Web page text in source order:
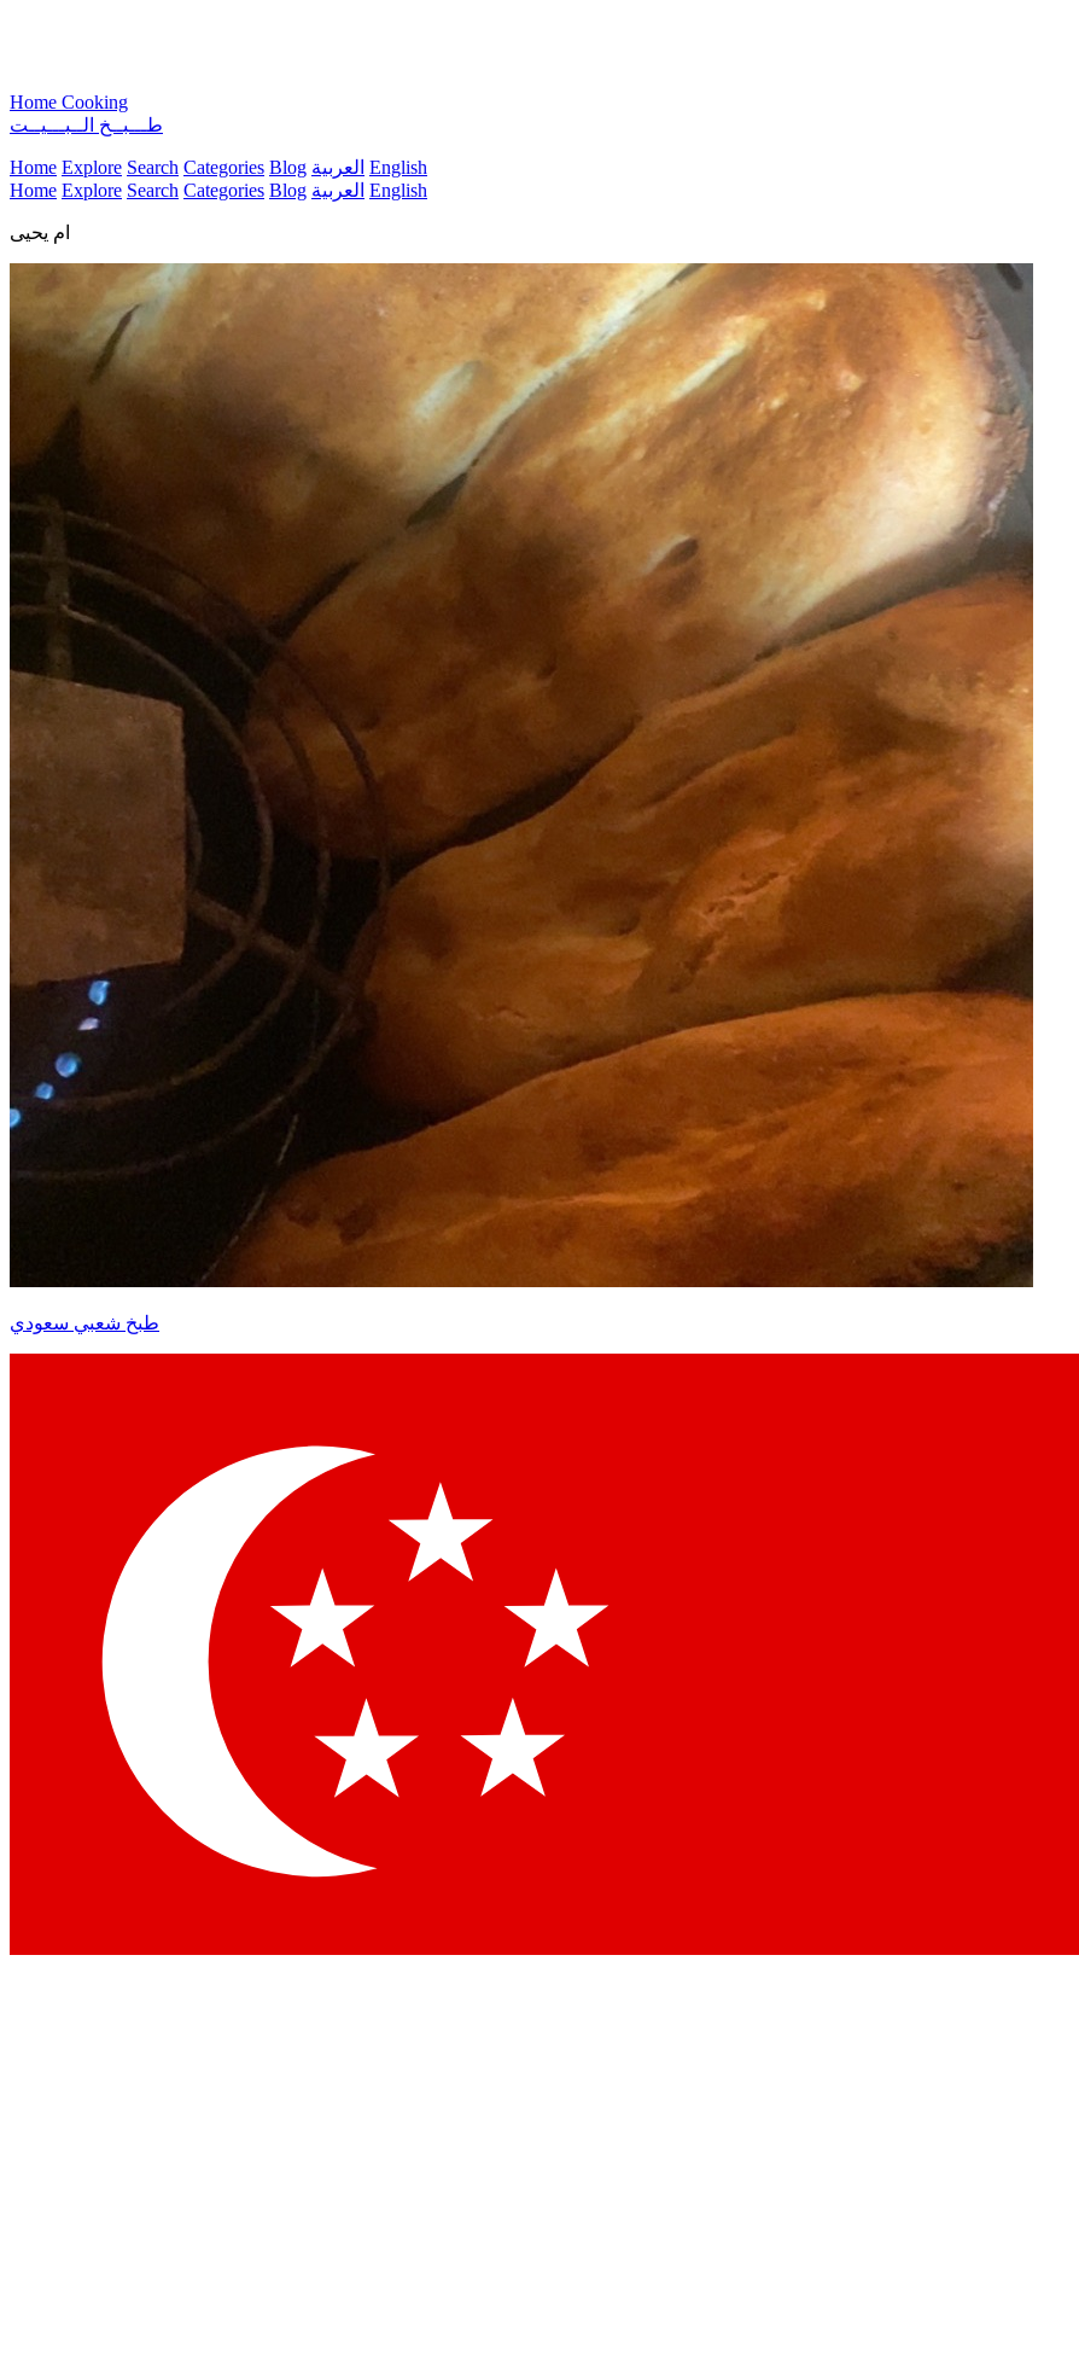
Home Cooking
طـــبــخ الــبـــيــت
Home Explore Search Categories Blog العربية English
Home Explore Search Categories Blog العربية English
ام يحيى
طبخ شعبي سعودي